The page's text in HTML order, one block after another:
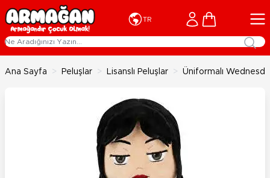
İçeriğe geç
TR Cart
Ana Sayfa > Peluşlar > Lisanslı Peluşlar > Üniformalı